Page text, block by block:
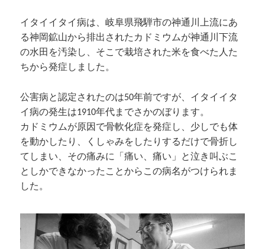
イタイイタイ病は、岐阜県飛騨市の神通川上流にあ
る神岡鉱山から排出されたカドミウムが神通川下流
の水田を汚染し、そこで栽培された米を食べた人た
ちから発症しました。
公害病と認定されたのは50年前ですが、イタイイタ
イ病の発生は1910年代までさかのぼります。
カドミウムが原因で骨軟化症を発症し、少しでも体
を動かしたり、くしゃみをしたりするだけで骨折し
てしまい、その痛みに「痛い、痛い」と泣き叫ぶこ
としかできなかったことからこの病名がつけられま
した。